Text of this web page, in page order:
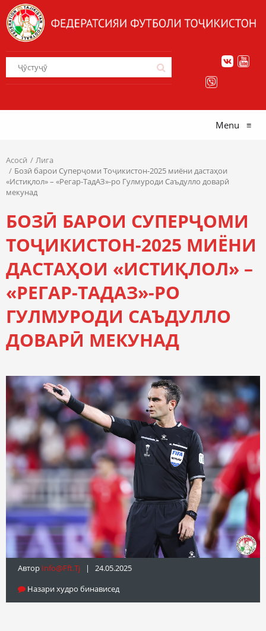
Menu ≡
Асосӣ
Лига
Бозӣ барои Суперҷоми Тоҷикистон-2025 миёни дастаҳои
«Истиқлол» – «Регар-ТадАЗ»-ро Гулмуроди Саъдулло доварӣ
мекунад
БОЗӢ БАРОИ СУПЕРҶОМИ
ТОҶИКИСТОН-2025 МИЁНИ
ДАСТАҲОИ «ИСТИҚЛОЛ» –
«РЕГАР-ТАДАЗ»-РО
ГУЛМУРОДИ САЪДУЛЛО
ДОВАРӢ МЕКУНАД
Автор Info@fft.tj | 24.05.2025
Назари худро бинависед